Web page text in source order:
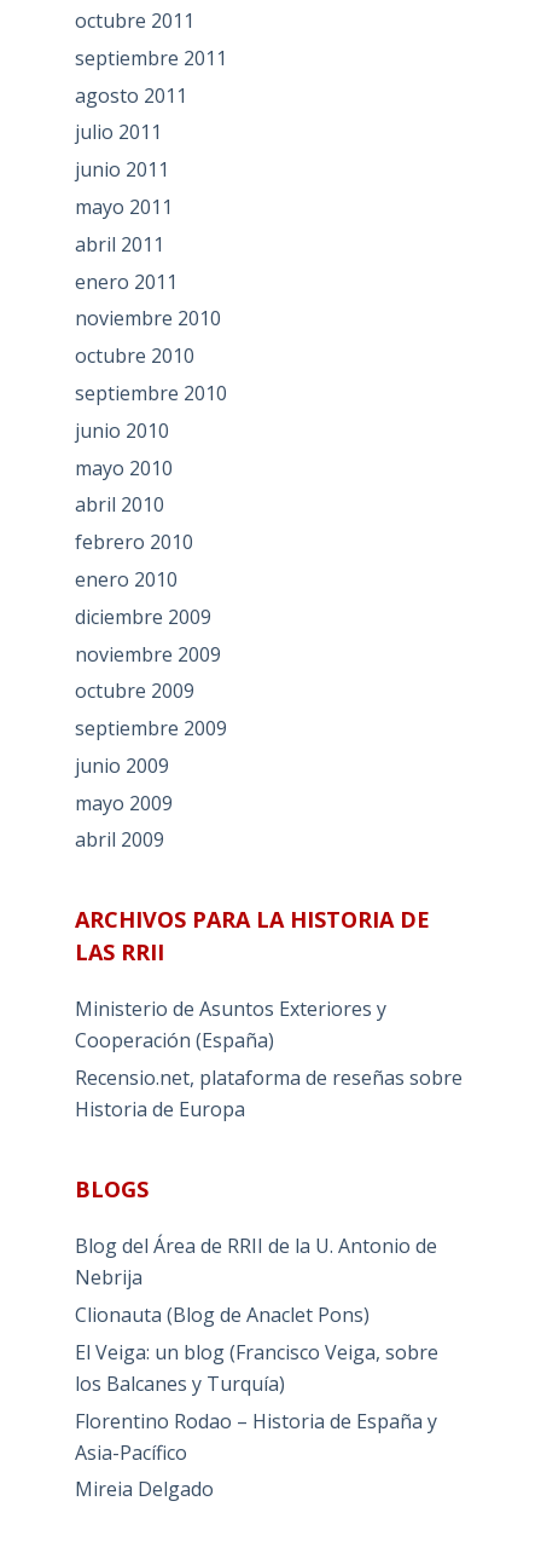
octubre 2011
septiembre 2011
agosto 2011
julio 2011
junio 2011
mayo 2011
abril 2011
enero 2011
noviembre 2010
octubre 2010
septiembre 2010
junio 2010
mayo 2010
abril 2010
febrero 2010
enero 2010
diciembre 2009
noviembre 2009
octubre 2009
septiembre 2009
junio 2009
mayo 2009
abril 2009
ARCHIVOS PARA LA HISTORIA DE
LAS RRII
Ministerio de Asuntos Exteriores y
Cooperación (España)
Recensio.net, plataforma de reseñas sobre
Historia de Europa
BLOGS
Blog del Área de RRII de la U. Antonio de
Nebrija
Clionauta (Blog de Anaclet Pons)
El Veiga: un blog (Francisco Veiga, sobre
los Balcanes y Turquía)
Florentino Rodao – Historia de España y
Asia-Pacífico
Mireia Delgado